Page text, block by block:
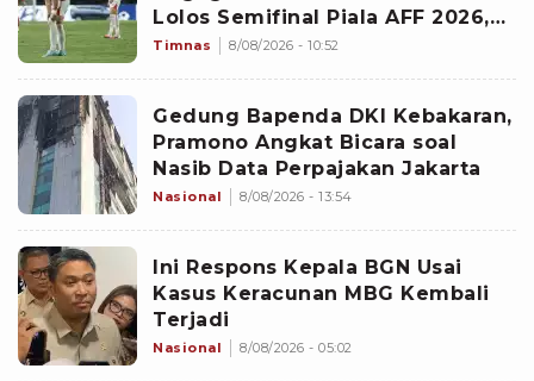
Lolos Semifinal Piala AFF 2026,
Untungkan Singapura dan
Timnas 8/08/2026 - 10:52
Gedung Bapenda DKI Kebakaran,
Pramono Angkat Bicara soal
Nasib Data Perpajakan Jakarta
Nasional 8/08/2026 - 13:54
Ini Respons Kepala BGN Usai
Kasus Keracunan MBG Kembali
Terjadi
Nasional 8/08/2026 - 05:02